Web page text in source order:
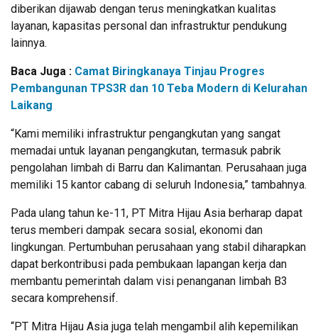
diberikan dijawab dengan terus meningkatkan kualitas
layanan, kapasitas personal dan infrastruktur pendukung
lainnya.
Baca Juga : Camat Biringkanaya Tinjau Progres
Pembangunan TPS3R dan 10 Teba Modern di Kelurahan
Laikang
“Kami memiliki infrastruktur pengangkutan yang sangat
memadai untuk layanan pengangkutan, termasuk pabrik
pengolahan limbah di Barru dan Kalimantan. Perusahaan juga
memiliki 15 kantor cabang di seluruh Indonesia,” tambahnya.
Pada ulang tahun ke-11, PT Mitra Hijau Asia berharap dapat
terus memberi dampak secara sosial, ekonomi dan
lingkungan. Pertumbuhan perusahaan yang stabil diharapkan
dapat berkontribusi pada pembukaan lapangan kerja dan
membantu pemerintah dalam visi penanganan limbah B3
secara komprehensif.
“PT Mitra Hijau Asia juga telah mengambil alih kepemilikan